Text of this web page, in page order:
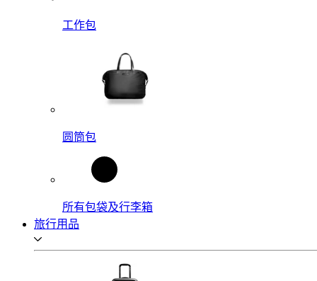
工作包
圆筒包
所有包袋及行李箱
旅行用品